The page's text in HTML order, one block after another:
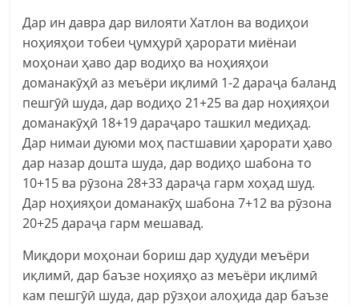
Дар ин давра дар вилояти Хатлон ва водиҳои
ноҳияҳои тобеи ҷумҳурӣ ҳарорати миёнаи
моҳонаи ҳаво дар водиҳо ва ноҳияҳои
доманакӯҳӣ аз меъёри иқлимӣ 1-2 дараҷа баланд
пешгӯӣ шуда, дар водиҳо 21+25 ва дар ноҳияҳои
доманакӯҳӣ 18+19 дараҷаро ташкил медиҳад.
Дар нимаи дуюми моҳ пастшавии ҳарорати ҳаво
дар назар дошта шуда, дар водиҳо шабона то
10+15 ва рӯзона 28+33 дараҷа гарм хоҳад шуд.
Дар ноҳияҳои доманакӯҳ шабона 7+12 ва рӯзона
20+25 дараҷа гарм мешавад.
Миқдори моҳонаи бориш дар ҳудуди меъёри
иқлимӣ, дар баъзе ноҳияҳо аз меъёри иқлимӣ
кам пешгӯӣ шуда, дар рӯзҳои алоҳида дар баъзе